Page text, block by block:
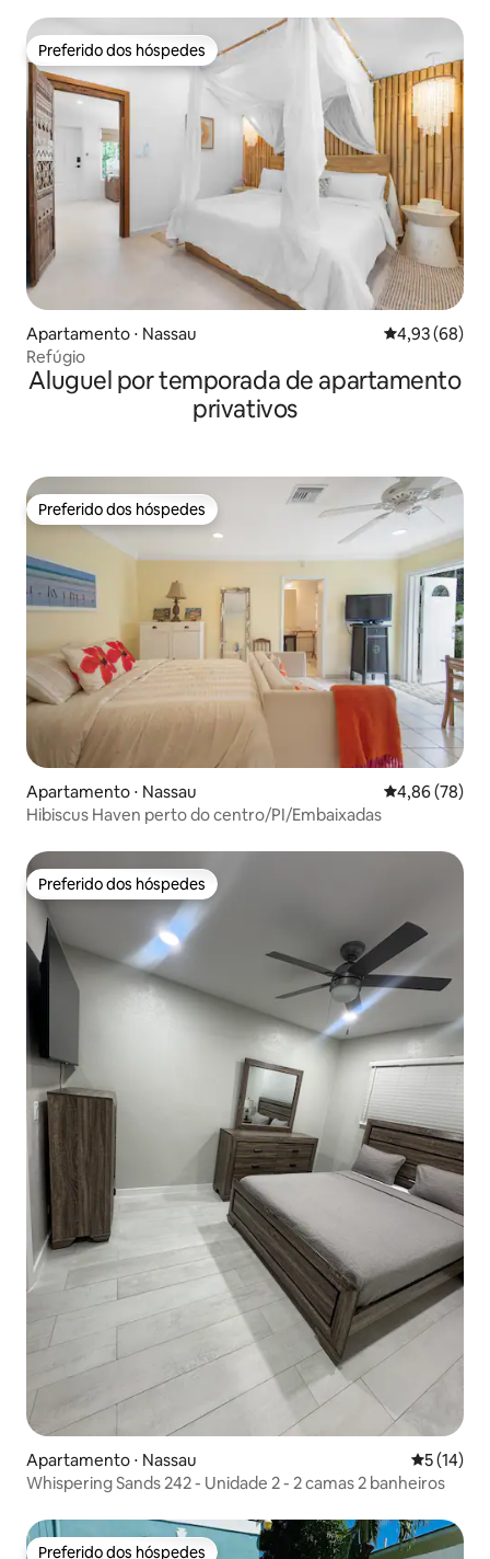
Preferido dos hóspedes
Preferido dos hóspedes
Apartamento ⋅ Nassau 4,93 de uma
4,93 (68)
Refúgio
Aluguel por temporada de apartamento
privativos
Preferido dos hóspedes
Preferido dos hóspedes
Apartamento ⋅ Nassau 4,86 de uma
4,86 (78)
Hibiscus Haven perto do centro/PI/Embaixadas
Preferido dos hóspedes
Preferido dos hóspedes
Apartamento ⋅ Nassau 5 de uma
5 (14)
Whispering Sands 242 - Unidade 2 - 2 camas 2 banheiros
Preferido dos hóspedes